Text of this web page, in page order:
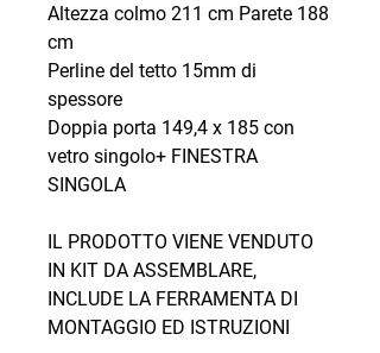
Altezza colmo 211 cm Parete 188
cm
Perline del tetto 15mm di
spessore
Doppia porta 149,4 x 185 con
vetro singolo+ FINESTRA
SINGOLA
IL PRODOTTO VIENE VENDUTO
IN KIT DA ASSEMBLARE,
INCLUDE LA FERRAMENTA DI
MONTAGGIO ED ISTRUZIONI